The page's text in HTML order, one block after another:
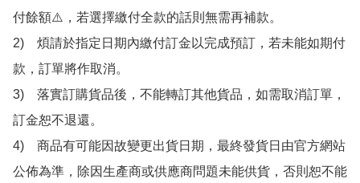
付餘額⚠️，若選擇繳付全款的話則無需再補款。
2)　煩請於指定日期內繳付訂金以完成預訂，若未能如期付
款，訂單將作取消。
3)　落實訂購貨品後，不能轉訂其他貨品，如需取消訂單，
訂金恕不退還。
4)　商品有可能因故變更出貨日期，最終發貨日由官方網站
公佈為準，除因生產商或供應商問題未能供貨，否則恕不能